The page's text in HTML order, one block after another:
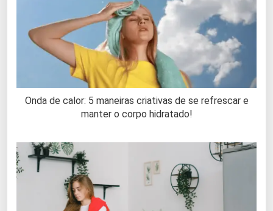
Onda de calor: 5 maneiras criativas de se refrescar e
manter o corpo hidratado!